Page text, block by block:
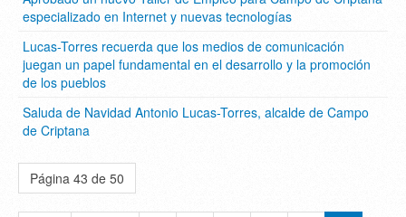
especializado en Internet y nuevas tecnologías
Lucas-Torres recuerda que los medios de comunicación
juegan un papel fundamental en el desarrollo y la promoción
de los pueblos
Saluda de Navidad Antonio Lucas-Torres, alcalde de Campo
de Criptana
Página 43 de 50